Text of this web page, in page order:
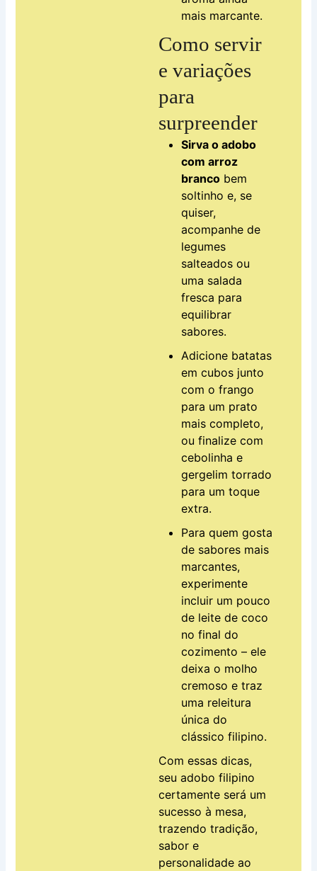
mais marcante.
Como servir
e variações
para
surpreender
Sirva o adobo
com arroz
branco bem
soltinho e, se
quiser,
acompanhe de
legumes
salteados ou
uma salada
fresca para
equilibrar
sabores.
Adicione batatas
em cubos junto
com o frango
para um prato
mais completo,
ou finalize com
cebolinha e
gergelim torrado
para um toque
extra.
Para quem gosta
de sabores mais
marcantes,
experimente
incluir um pouco
de leite de coco
no final do
cozimento – ele
deixa o molho
cremoso e traz
uma releitura
única do
clássico filipino.
Com essas dicas,
seu adobo filipino
certamente será um
sucesso à mesa,
trazendo tradição,
sabor e
personalidade ao